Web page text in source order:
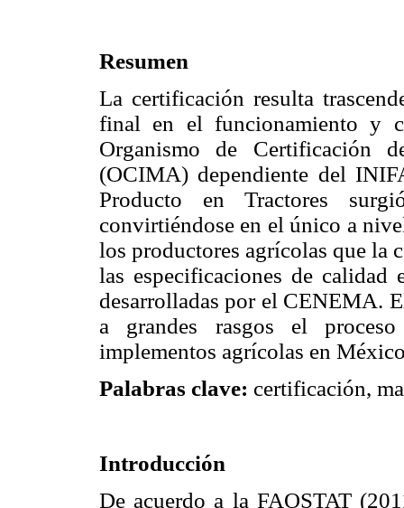
Resumen
La certificación resulta
final en el funcionamiento y
Organismo de Certificación
(OCIMA) dependiente del
Producto en Tractores
convirtiéndose en el único a
los productores agrícolas que la
las especificaciones de calidad
desarrolladas por el CENEMA.
a grandes rasgos el
implementos agrícolas en
Palabras clave: certificación,
Introducción
De acuerdo a la FAOSTAT